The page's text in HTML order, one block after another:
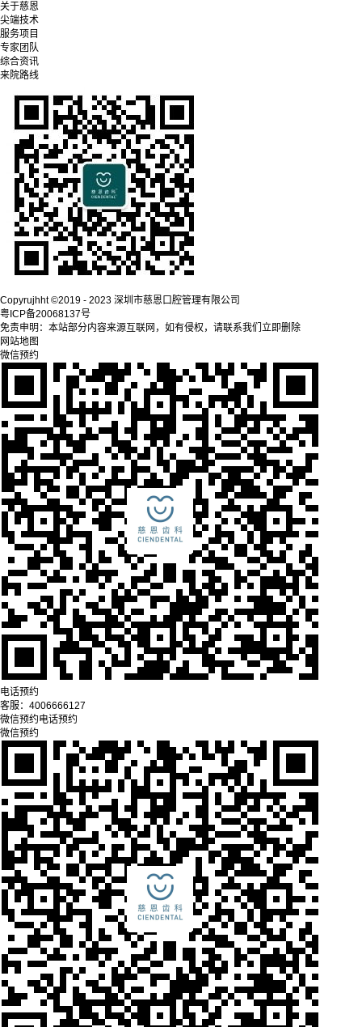
关于慈恩
尖端技术
服务项目
专家团队
综合资讯
来院路线
Copyrujhht ©2019 - 2023 深圳市慈恩口腔管理有限公司
粤ICP备20068137号
免责申明：本站部分内容来源互联网，如有侵权，请联系我们立即删除
网站地图
微信预约
电话预约
客服： 4006666127
微信预约电话预约
微信预约